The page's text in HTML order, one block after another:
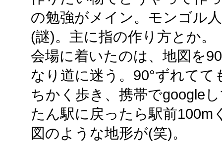
の勉強がメイン。モンゴル
(謎)。主に指の作り方とか。
会場に着いたのは、地図を
なり道に迷う。90°ずれて
ちかく歩き、携帯でgoogle
たん駅に戻ったら駅前100m
図のような地形が(笑)。